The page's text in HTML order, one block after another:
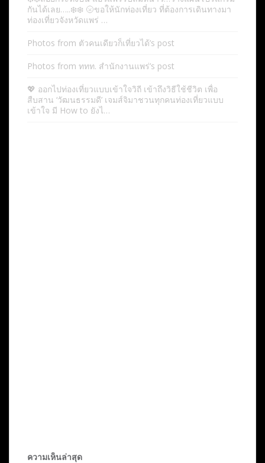
กันได้เลย…..❄️❄️ 🌝ขอให้นักท่องเที่ยว ที่ต้องการเดินทางมา
ท่องเที่ยวจังหวัดแพร่ …
Photos from ตัวคนเดียวก็เที่ยวได้’s post
Photos from ททท. สำนักงานแพร่’s post
💖 ออกไปท่องเที่ยวแบบเข้าใจวิถี เข้าถึงวิธีใช้ชีวิต เพื่อ
สืบสาน ‘วัฒนธรรมดี’ เจมส์จิมาชวนทุกคนท่องเที่ยวแบบ
เข้าใจ มี How to ยังไ…
ความเห็นล่าสุด